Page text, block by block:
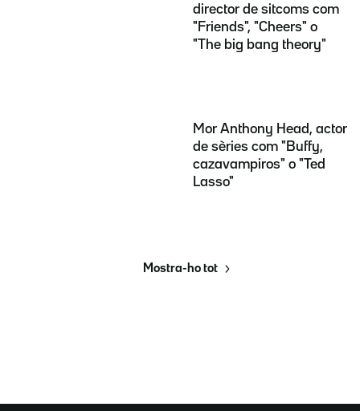
director de sitcoms com
"Friends", "Cheers" o
"The big bang theory"
Mor Anthony Head, actor
de sèries com "Buffy,
cazavampiros" o "Ted
Lasso"
Mostra-ho tot